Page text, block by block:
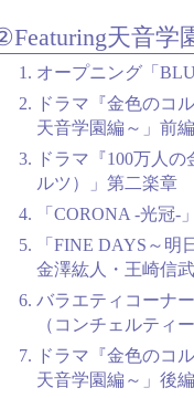
天音学
オープニング「
ドラマ『金色のコ
天音学園編～」前編
ドラマ『100万人
ルツ）」第二楽章
「CORONA -光冠-
「FINE DAYS～
金澤紘人・王崎信武
バラエティコーナ
（コンチェルティ
ドラマ『金色のコ
天音学園編～」後編